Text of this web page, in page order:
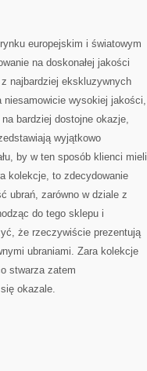
europejskim i światowym
na doskonałej jakości
najbardziej ekskluzywnych
wysokiej jakości,
bardziej dostojne okazje,
wyjątkowo
by w ten sposób klienci mieli
kolekcje, to zdecydowanie
ubrań, zarówno w dziale z
do tego sklepu i
że rzeczywiście prezentują
ubraniami. Zara kolekcje
stwarza zatem
okazale.